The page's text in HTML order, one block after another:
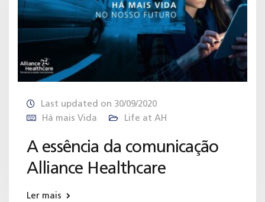
Last updated on 30/09/2020
Há mais Vida
Life at AH
A essência da comunicação
Alliance Healthcare
Ler mais